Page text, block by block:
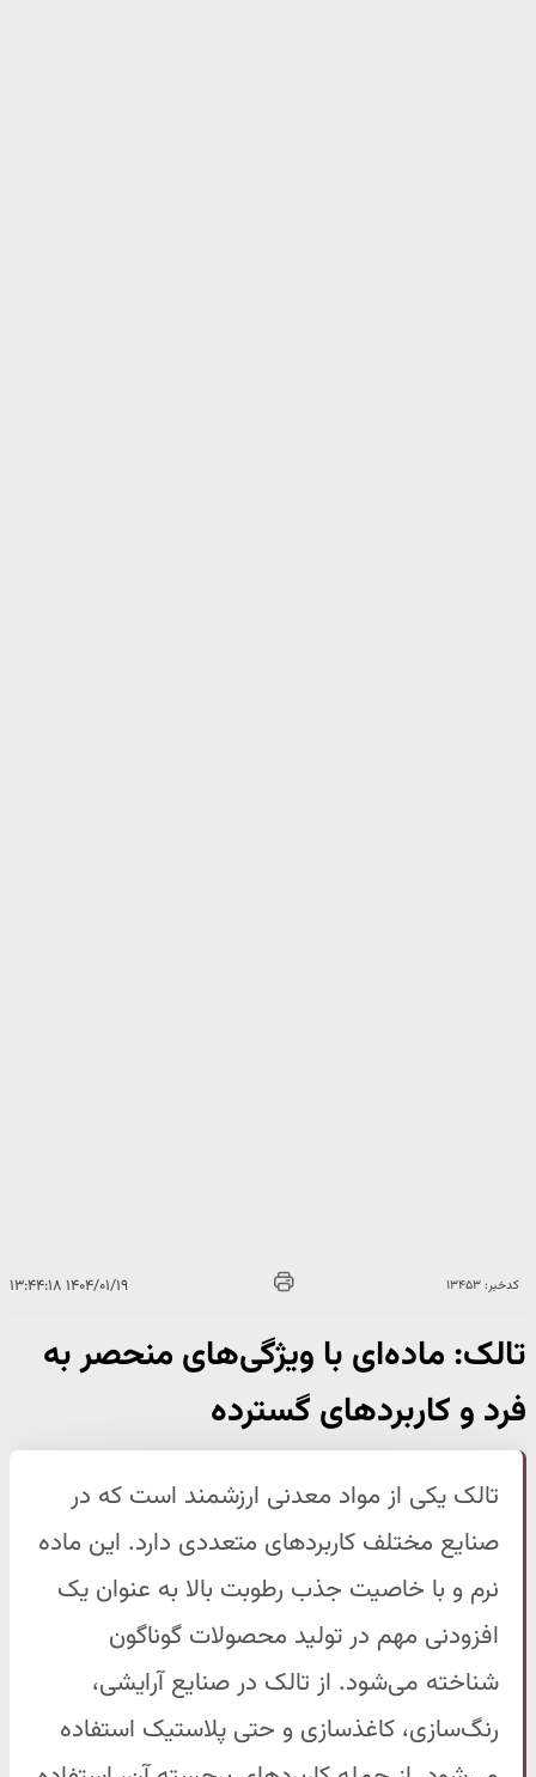
کدخبر: ۱۳۴۵۳ ۱۴۰۴/۰۱/۱۹ ۱۳:۴۴:۱۸
تالک: ماده‌ای با ویژگی‌های منحصر به
فرد و کاربردهای گسترده
تالک یکی از مواد معدنی ارزشمند است که در
صنایع مختلف کاربردهای متعددی دارد. این ماده
نرم و با خاصیت جذب رطوبت بالا به عنوان یک
افزودنی مهم در تولید محصولات گوناگون
شناخته می‌شود. از تالک در صنایع آرایشی،
رنگ‌سازی، کاغذسازی و حتی پلاستیک استفاده